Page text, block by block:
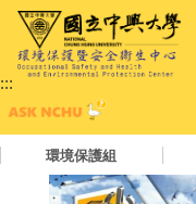
:::
環境保護組